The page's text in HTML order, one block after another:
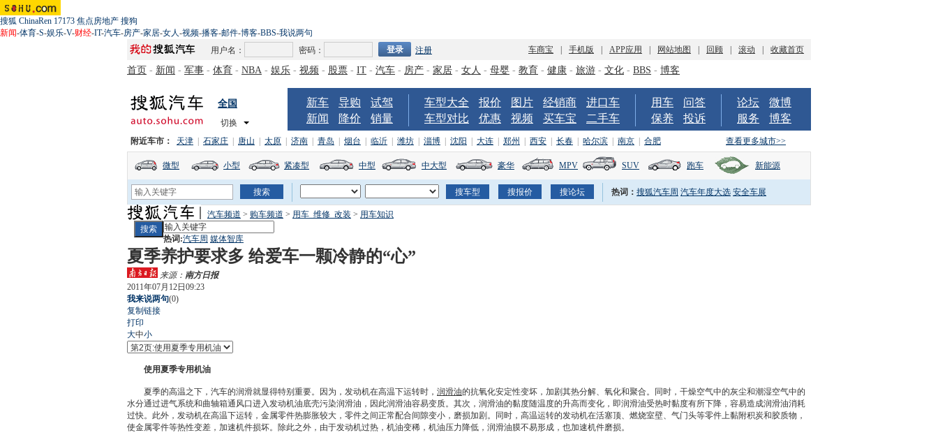
搜狐 ChinaRen 17173 焦点房地产 搜狗
新闻-体育-S-娱乐-V-财经-IT-汽车-房产-家居-女人-视频-播客-邮件-博客-BBS-我说两句
用户名：
密码： 注册 车商宝 手机版 APP应用 网站地图 回顾 滚动 收藏首页
首页 - 新闻 - 军事 - 体育 - NBA - 娱乐 - 视频 - 股票 - IT - 汽车 - 房产 - 家居 - 女人 - 母婴 - 教育 - 健康 - 旅游 - 文化 - BBS - 博客
全国
切换
新车 导购
试驾
新闻
降价 销量
车型大全 报价 图片 经销商
进口车
车型对比
优惠 视频 买车宝 二手车
用车
问答
保养
投诉
论坛
微博
服务
博客
查看更多城市>>
附近车市： 天津 石家庄 唐山 太原 济南 青岛 烟台 临沂 潍坊 淄博 沈阳 大连 郑州 西安 长春 哈尔滨 南京 合肥
微型 小型 紧凑型 中型 中大型 豪华 MPV SUV 跑车 新能源
热词： 搜狐汽车周 汽车年度大选 安全车展
汽车频道 > 购车频道 > 用车_维修_改装 > 用车知识
热词:汽车周 媒体智库
夏季养护要求多 给爱车一颗冷静的“心”
来源： 南方日报
2011年07月12日09:23
我来说两句(0)
复制链接
打印
大中小
使用夏季专用机油
夏季的高温之下，汽车的润滑就显得特别重要。因为， 发动机在高温下运转时， 润滑油的抗氧化安定性变坏，加剧其热分解、氧化和聚合。同时，干燥空气中的灰尘和潮湿空气中的
水分通过进气系统和曲轴箱通风口进入发动机油底壳污染润滑油 ，因此润滑油容易变质。其次， 润滑油的黏度随温度的升高而变化，即润滑油受热时黏度有所下降，容易造成润滑油消耗
过快。此外， 发动机在高温下运转，金属零件热膨胀较大，零件之间正常配合间隙变小，磨损加剧。同时，高温运转的发动机在活塞顶、燃烧室壁、气门头等零件上黏附积炭和胶质物，
使金属零件等热性变差，加速机件损坏。除此之外，由于发动机过热，机油变稀，机油压力降低， 润滑油 膜不易形成，也加速机件磨损。